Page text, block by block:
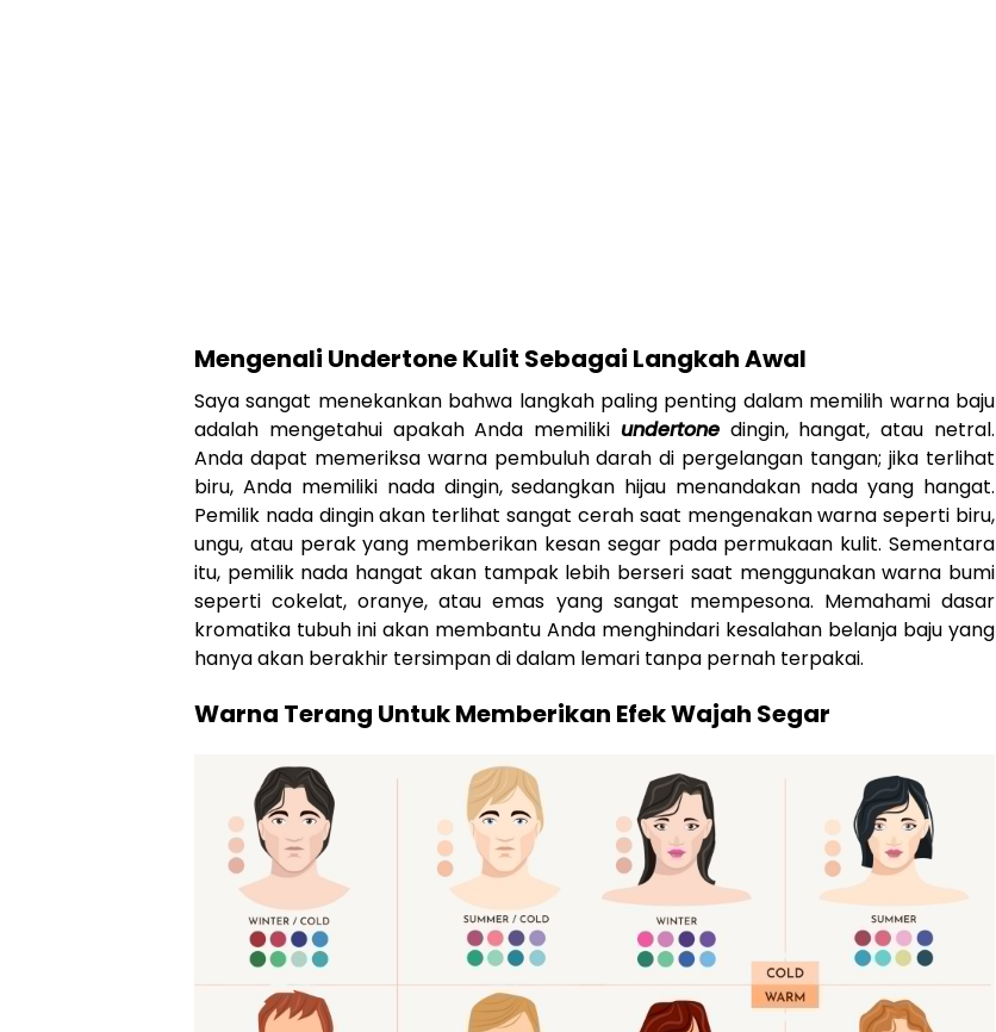
Mengenali Undertone Kulit Sebagai Langkah Awal
Saya sangat menekankan bahwa langkah paling penting dalam memilih warna baju
adalah mengetahui apakah Anda memiliki undertonedingin, hangat, atau netral.
Anda dapat memeriksa warna pembuluh darah di pergelangan tangan; jika terlihat
biru, Anda memiliki nada dingin, sedangkan hijau menandakan nada yang hangat.
Pemilik nada dingin akan terlihat sangat cerah saat mengenakan warna seperti biru,
ungu, atau perak yang memberikan kesan segar pada permukaan kulit. Sementara
itu, pemilik nada hangat akan tampak lebih berseri saat menggunakan warna bumi
seperti cokelat, oranye, atau emas yang sangat mempesona. Memahami dasar
kromatika tubuh ini akan membantu Anda menghindari kesalahan belanja baju yang
hanya akan berakhir tersimpan di dalam lemari tanpa pernah terpakai.
Warna Terang Untuk Memberikan Efek Wajah Segar